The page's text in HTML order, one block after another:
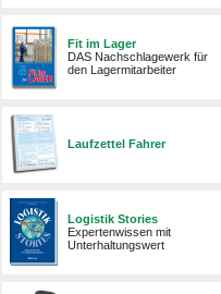
Fit im Lager
DAS Nachschlagewerk für
den Lagermitarbeiter
Laufzettel Fahrer
Logistik Stories
Expertenwissen mit
Unterhaltungswert